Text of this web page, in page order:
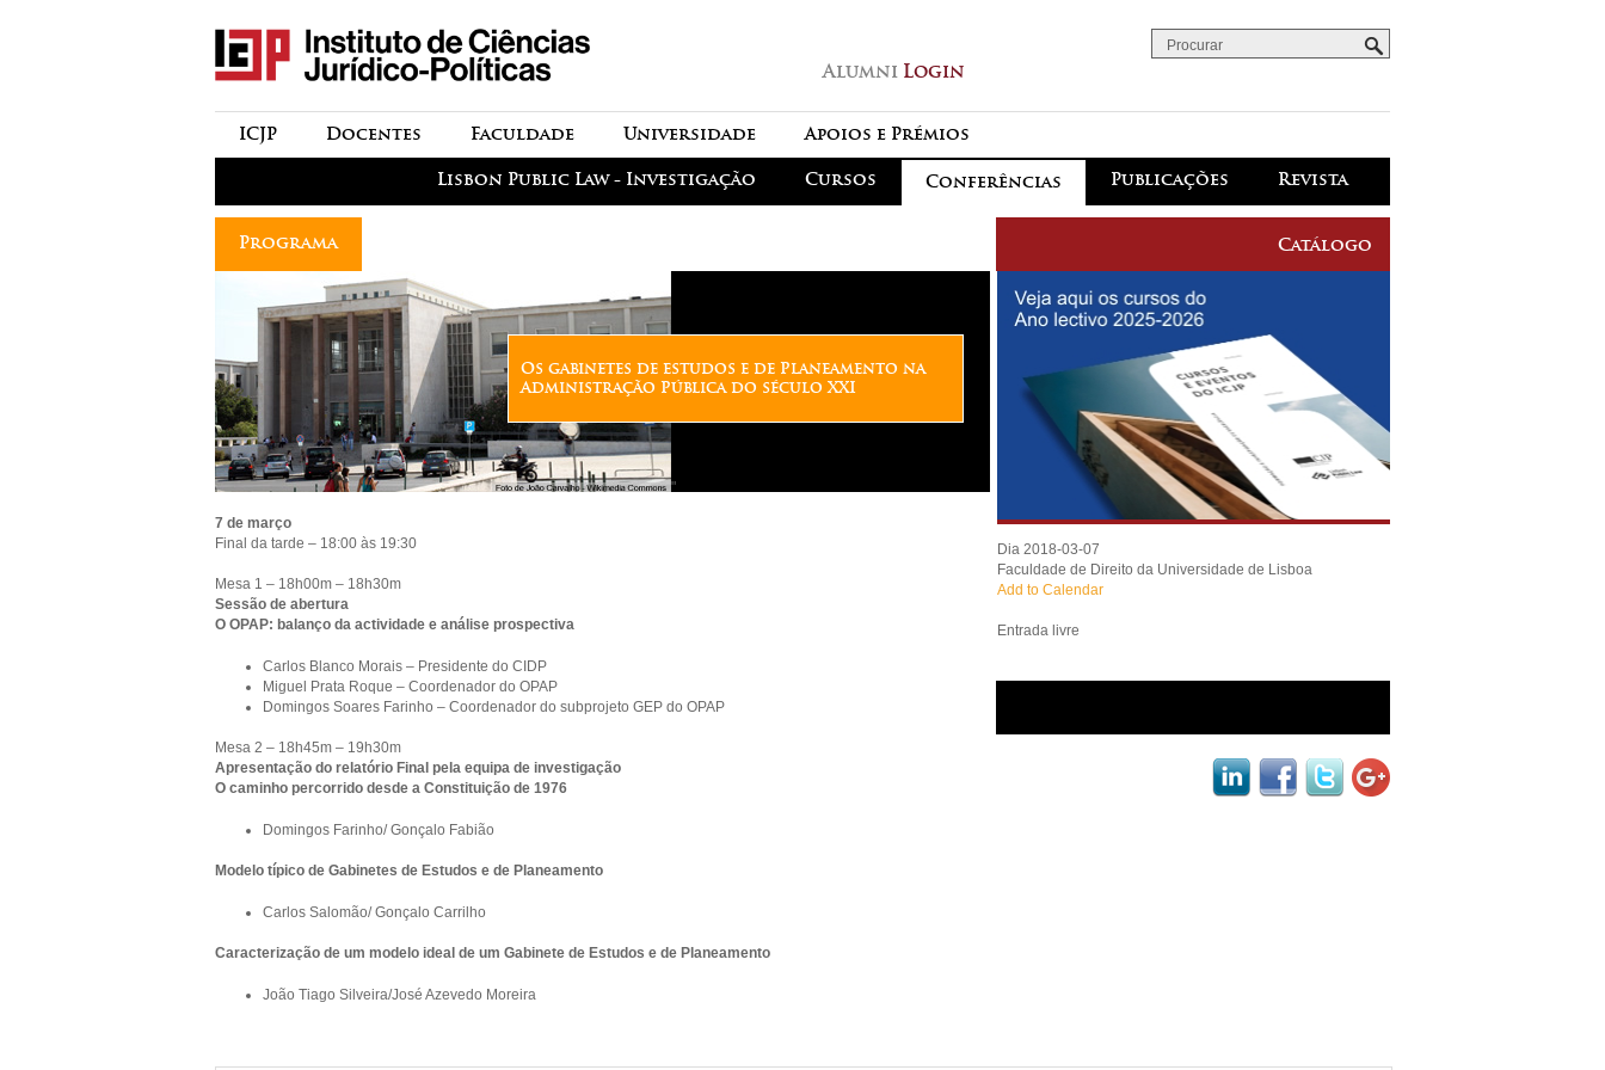
icjp
Alumni Login
Formulário de procura
menu-institucional Apoios e Prémios
Universidade
Faculdade
Docentes
ICJP
Revista
Publicações
Conferências
Cursos
Lisbon Public Law - Investigação
Programa
"
Os gabinetes de estudos e de Planeamento na
Administração Pública do século XXI
7 de março
Final da tarde – 18:00 às 19:30
Mesa 1 – 18h00m – 18h30m
Sessão de abertura
O OPAP: balanço da actividade e análise prospectiva
Carlos Blanco Morais – Presidente do CIDP
Miguel Prata Roque – Coordenador do OPAP
Domingos Soares Farinho – Coordenador do subprojeto GEP do OPAP
Mesa 2 – 18h45m – 19h30m
Apresentação do relatório Final pela equipa de investigação
O caminho percorrido desde a Constituição de 1976
Domingos Farinho/ Gonçalo Fabião
Modelo típico de Gabinetes de Estudos e de Planeamento
Carlos Salomão/ Gonçalo Carrilho
Caracterização de um modelo ideal de um Gabinete de Estudos e de Planeamento
João Tiago Silveira/José Azevedo Moreira
Catálogo
Dia 2018-03-07
Faculdade de Direito da Universidade de Lisboa
Add to Calendar
Entrada livre